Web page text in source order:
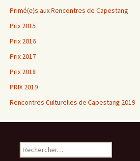
Primé(e)s aux Rencontres de Capestang
Prix 2015
Prix 2016
Prix 2017
Prix 2018
PRIX 2019
Rencontres Culturelles de Capestang 2019
Rechercher :